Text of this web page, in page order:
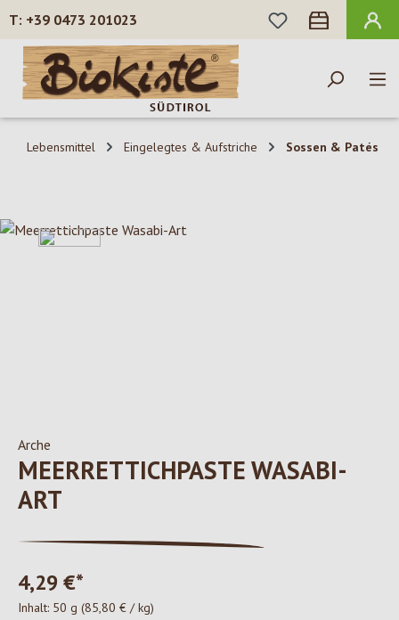
Zum Hauptinhalt springen
+39 0473 201023
DU HAST 0
Lebensmittel Eingelegtes & Aufstriche Sossen & Patés
Bildergalerie überspringen
Arche
MEERRETTICHPASTE WASABI-
ART
4,29 €*
Inhalt: 50 g (85,80 € / kg)